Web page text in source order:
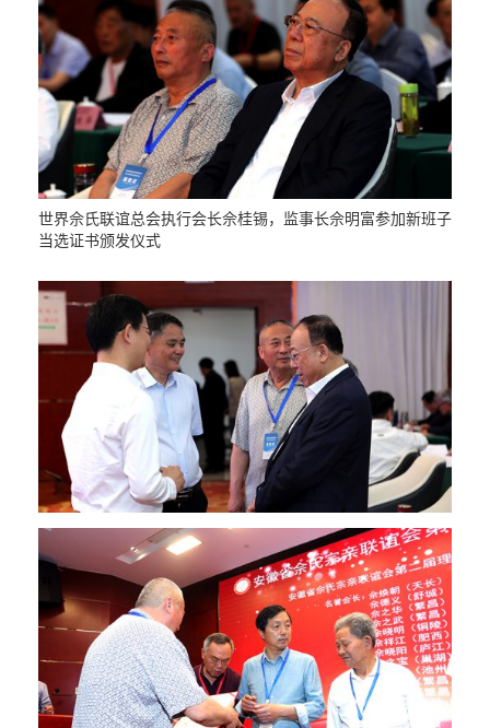
世界佘氏联谊总会执行会长佘桂锡，监事长佘明富参加新班子
当选证书颁发仪式